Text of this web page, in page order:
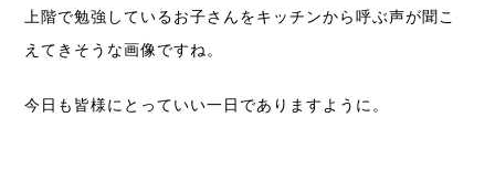
上階で勉強しているお子さんをキッチンから呼ぶ声が聞こ
えてきそうな画像ですね。
今日も皆様にとっていい一日でありますように。